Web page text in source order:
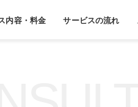
内容・料金 サービスの流れ